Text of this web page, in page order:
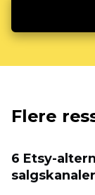
Flere
6 Etsy-